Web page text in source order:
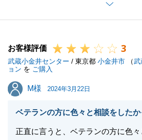
無事にご成約することができ、嬉し
す。
気軽にご連絡ください。
お客様評価 3
武蔵小金井センター / 東京都 小金井市 （武
ョン を ご購入
M様
M様 2024年3月22日
ベテランの方に色々と相談をしたか
正直に言うと、ベテランの方に色